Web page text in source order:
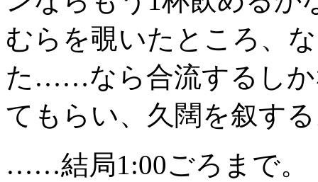
むらを覗いたところ、
た……なら合流するしか
てもらい、久闊を叙す
……結局1:00ごろまで。